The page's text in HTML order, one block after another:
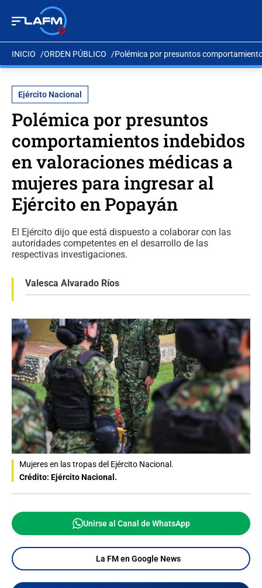
INICIO ORDEN PÚBLICO Polémica por presuntos
Ejército Nacional
Polémica por presuntos
comportamientos indebidos
en valoraciones médicas a
mujeres para ingresar al
Ejército en Popayán
El Ejército dijo que está dispuesto a colaborar con las
autoridades competentes en el desarrollo de las
respectivas investigaciones.
Valesca Alvarado Ríos
Mujeres en las tropas del Ejército Nacional.
Crédito: Ejército Nacional.
Unirse al Canal de WhatsApp
La FM en Google News